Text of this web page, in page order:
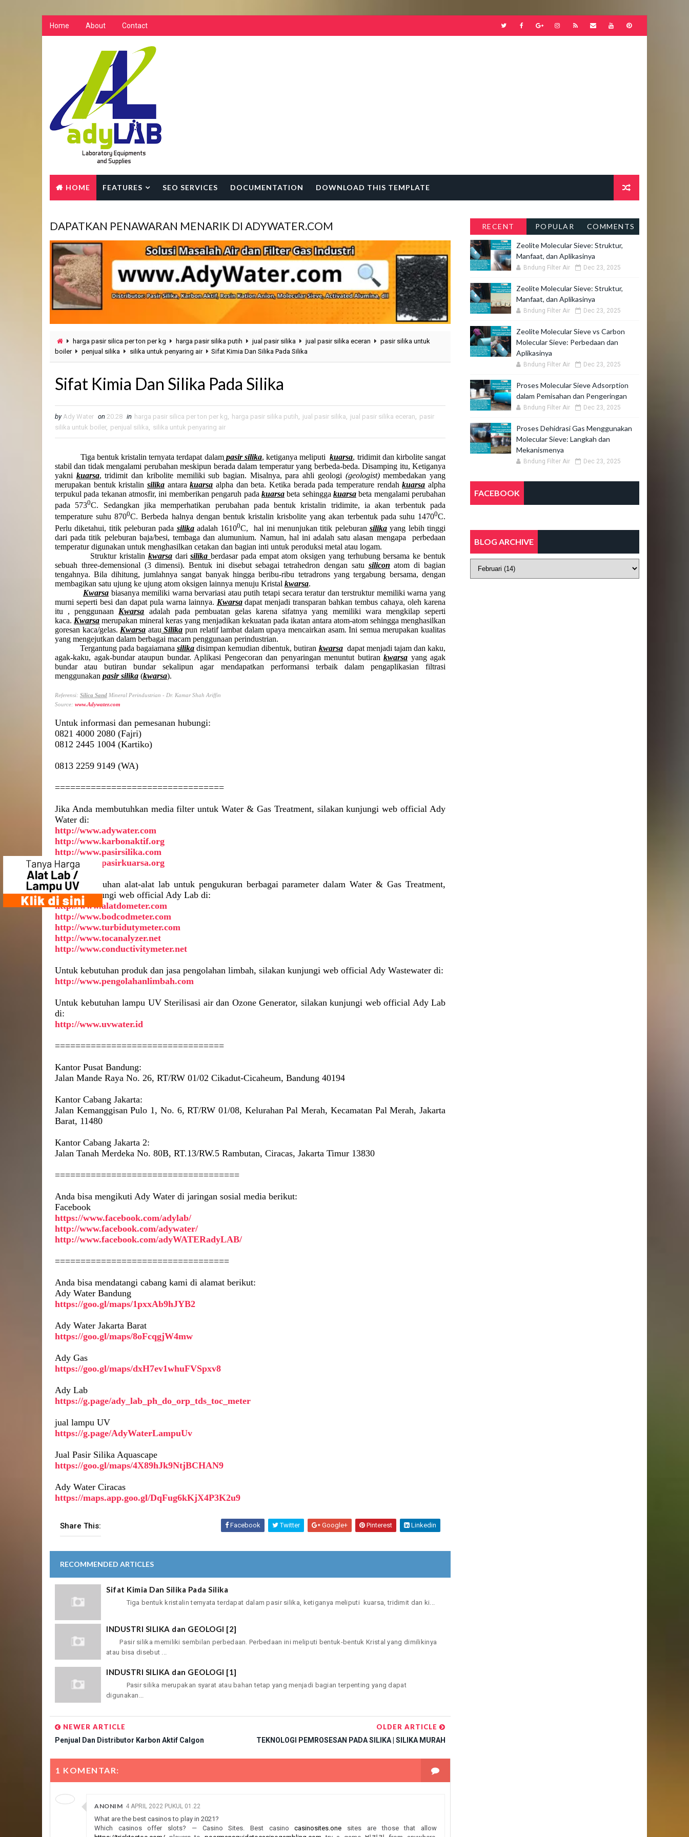
Home About Contact
HOME FEATURES SEO SERVICES DOCUMENTATION DOWNLOAD THIS TEMPLATE
DAPATKAN PENAWARAN MENARIK DI ADYWATER.COM
harga pasir silica per ton per kg harga pasir silika putih jual pasir silika jual pasir silika eceran
pasir silika untuk
boiler
penjual silika silika untuk penyaring air Sifat Kimia Dan Silika Pada Silika
Sifat Kimia Dan Silika Pada Silika
by Ady Water on 20.28 in harga pasir silica per ton per kg harga pasir silika putih jual pasir silika jual pasir silika eceran
pasir
silika untuk boiler, penjual silika silika untuk penyaring air
Tiga bentuk kristalin ternyata terdapat dalampasir silika, ketiganya meliputikuarsa, tridimit dan kirbolite sangat
stabil dan tidak mengalami perubahan meskipun berada dalam temperatur yang berbeda-beda. Disamping itu, Ketiganya
yakni kuarsa, tridimit dan kribolite memiliki sub bagian. Misalnya, para ahli geologi (geologist)membedakan yang
merupakan bentuk kristalin silika antarakuarsa alpha dan beta. Ketika berada pada temperature rendahkuarsa alpha
terpukul pada tekanan atmosfir, ini memberikan pengaruh pada kuarsabeta sehingga kuarsabeta mengalami perubahan
pada 5730C. Sedangkan jika memperhatikan perubahan pada bentuk kristalin tridimite, ia akan terbentuk pada
temperature suhu 8700C. Berbeda halnya dengan bentuk kristalin krisbolite yang akan terbentuk pada suhu 14700C.
Perlu diketahui, titik peleburan pada silikaadalah 16100C, hal ini menunjukan titik peleburan silikayang lebih tinggi
dari pada titik peleburan baja/besi, tembaga dan alumunium. Namun, hal ini adalah satu alasan mengapa perbedaan
temperatur digunakan untuk menghasilkan cetakan dan bagian inti untuk peroduksi metal atau logam.
Struktur kristalin kwarsadarisilikaberdasar pada empat atom oksigen yang terhubung bersama ke bentuk
sebuah three-demensional (3 dimensi). Bentuk ini disebut sebagai tetrahedron dengan satu silicon atom di bagian
tengahnya. Bila dihitung, jumlahnya sangat banyak hingga beribu-ribu tetradrons yang tergabung bersama, dengan
membagikan satu ujung ke ujung atom oksigen lainnya menuju Kristal kwarsa.
Kwarsabiasanya memiliki warna bervariasi atau putih tetapi secara teratur dan terstruktur memiliki warna yang
murni seperti besi dan dapat pula warna lainnya. Kwarsadapat menjadi transparan bahkan tembus cahaya, oleh karena
itu , penggunaan Kwarsa adalah pada pembuatan gelas karena sifatnya yang memiliki wara mengkilap seperti
kaca. Kwarsa merupakan mineral keras yang menjadikan kekuatan pada ikatan antara atom-atom sehingga menghasilkan
goresan kaca/gelas. Kwarsa atau Silika pun relatif lambat dalam upaya mencairkan asam. Ini semua merupakan kualitas
yang mengejutkan dalam berbagai macam penggunaan perindustrian.
Tergantung pada bagaiamanasilika disimpan kemudian dibentuk, butiran kwarsadapat menjadi tajam dan kaku,
agak-kaku, agak-bundar ataupun bundar. Aplikasi Pengecoran dan penyaringan menuntut butiran kwarsa yang agak
bundar atau butiran bundar sekalipun agar mendapatkan performansi terbaik dalam pengaplikasian filtrasi
menggunakan pasir silika (kwarsa).
Referensi: Silica Sand Mineral Perindustrian - Dr. Kamar Shah Ariffin
Source: www.Adywater.com
Untuk informasi dan pemesanan hubungi:
0821 4000 2080 (Fajri)
0812 2445 1004 (Kartiko)
0813 2259 9149 (WA)
=================================
Jika Anda membutuhkan media filter untuk Water & Gas Treatment, silakan kunjungi web official Ady
Water di:
http://www.adywater.com
http://www.karbonaktif.org
http://www.pasirsilika.com
http://www.pasirkuarsa.org
Untuk kebutuhan alat-alat lab untuk pengukuran berbagai parameter dalam Water & Gas Treatment,
silakan kunjungi web official Ady Lab di:
http://www.alatdometer.com
http://www.bodcodmeter.com
http://www.turbidutymeter.com
http://www.tocanalyzer.net
http://www.conductivitymeter.net
Untuk kebutuhan produk dan jasa pengolahan limbah, silakan kunjungi web official Ady Wastewater di:
http://www.pengolahanlimbah.com
Untuk kebutuhan lampu UV Sterilisasi air dan Ozone Generator, silakan kunjungi web official Ady Lab
di:
http://www.uvwater.id
=================================
Kantor Pusat Bandung:
Jalan Mande Raya No. 26, RT/RW 01/02 Cikadut-Cicaheum, Bandung 40194
Kantor Cabang Jakarta:
Jalan Kemanggisan Pulo 1, No. 6, RT/RW 01/08, Kelurahan Pal Merah, Kecamatan Pal Merah, Jakarta
Barat, 11480
Kantor Cabang Jakarta 2:
Jalan Tanah Merdeka No. 80B, RT.13/RW.5 Rambutan, Ciracas, Jakarta Timur 13830
====================================
Anda bisa mengikuti Ady Water di jaringan sosial media berikut:
Facebook
https://www.facebook.com/adylab/
http://www.facebook.com/adywater/
http://www.facebook.com/adyWATERadyLAB/
==================================
Anda bisa mendatangi cabang kami di alamat berikut:
Ady Water Bandung
https://goo.gl/maps/1pxxAb9hJYB2
Ady Water Jakarta Barat
https://goo.gl/maps/8oFcqgjW4mw
Ady Gas
https://goo.gl/maps/dxH7ev1whuFVSpxv8
Ady Lab
https://g.page/ady_lab_ph_do_orp_tds_toc_meter
jual lampu UV
https://g.page/AdyWaterLampuUv
Jual Pasir Silika Aquascape
https://goo.gl/maps/4X89hJk9NtjBCHAN9
Ady Water Ciracas
https://maps.app.goo.gl/DqFug6kKjX4P3K2u9
Share This: Facebook Twitter Google+ Pinterest Linkedin
RECOMMENDED ARTICLES
Sifat Kimia Dan Silika Pada Silika
Tiga bentuk kristalin ternyata terdapat dalam pasir silika, ketiganya meliputi kuarsa, tridimit dan ki...
INDUSTRI SILIKA dan GEOLOGI [2]
Pasir silika memiliki sembilan perbedaan. Perbedaan ini meliputi bentuk-bentuk Kristal yang dimilikinya
atau bisa disebut ...
INDUSTRI SILIKA dan GEOLOGI [1]
Pasir silika merupakan syarat atau bahan tetap yang menjadi bagian terpenting yang dapat
digunakan...
NEWER ARTICLE
Penjual Dan Distributor Karbon Aktif Calgon
OLDER ARTICLE
TEKNOLOGI PEMROSESAN PADA SILIKA | SILIKA MURAH
1 KOMENTAR:
ANONIM 4 APRIL 2022 PUKUL 01.22
What are the best casinos to play in 2021?
Which casinos offer slots? — Casino Sites. Best casinocasinosites.one sites are those that allow
RECENT POPULAR COMMENTS
Zeolite Molecular Sieve: Struktur,
Manfaat, dan Aplikasinya
Bndung Filter Air Dec 23, 2025
Zeolite Molecular Sieve: Struktur,
Manfaat, dan Aplikasinya
Bndung Filter Air Dec 23, 2025
Zeolite Molecular Sieve vs Carbon
Molecular Sieve: Perbedaan dan
Aplikasinya
Bndung Filter Air Dec 23, 2025
Proses Molecular Sieve Adsorption
dalam Pemisahan dan Pengeringan
Bndung Filter Air Dec 23, 2025
Proses Dehidrasi Gas Menggunakan
Molecular Sieve: Langkah dan
Mekanismenya
Bndung Filter Air Dec 23, 2025
FACEBOOK
BLOG ARCHIVE